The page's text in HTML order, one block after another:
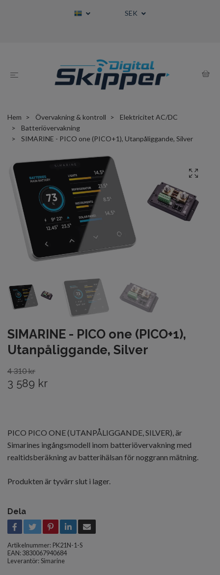
SEK
Hem Övervakning & kontroll
Elektricitet AC/DC
Batteriövervakning
SIMARINE - PICO one (PICO+1), Utanpåliggande, Silver
SIMARINE - PICO one (PICO+1),
Utanpåliggande, Silver
4 310 kr
3 589 kr
PICO PICO ONE (UTANPÅLIGGANDE, SILVER), är
Simarines ingångsmodell inom batteriövervakning med
realtidsberäkning av batterihälsan för noggrann mätning.
Produkten är tyvärr slut i lager.
Dela
Artikelnummer: PK21N-1-S
EAN: 3830067940684
Leverantör:Simarine